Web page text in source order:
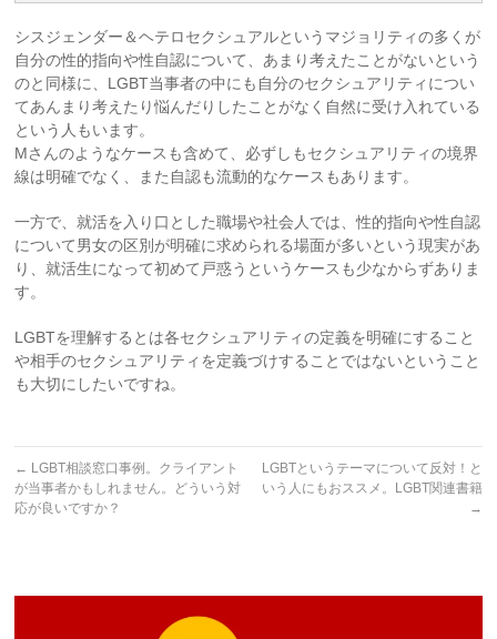
シスジェンダー＆ヘテロセクシュアルというマジョリティの多くが
自分の性的指向や性自認について、あまり考えたことがないという
のと同様に、LGBT当事者の中にも自分のセクシュアリティについ
てあんまり考えたり悩んだりしたことがなく自然に受け入れている
という人もいます。
Mさんのようなケースも含めて、必ずしもセクシュアリティの境界
線は明確でなく、また自認も流動的なケースもあります。
一方で、就活を入り口とした職場や社会人では、性的指向や性自認
について男女の区別が明確に求められる場面が多いという現実があ
り、就活生になって初めて戸惑うというケースも少なからずありま
す。
LGBTを理解するとは各セクシュアリティの定義を明確にすること
や相手のセクシュアリティを定義づけすることではないということ
も大切にしたいですね。
← LGBT相談窓口事例。クライアント
が当事者かもしれません。どういう対
応が良いですか？
LGBTというテーマについて反対！と
いう人にもおススメ。LGBT関連書籍
→